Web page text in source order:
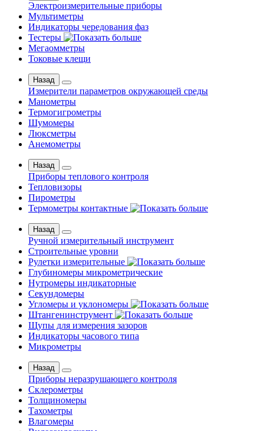
Электроизмерительные приборы
Мультиметры
Индикаторы чередования фаз
Тестеры
Мегаомметры
Токовые клещи
Назад
Измерители параметров окружающей среды
Манометры
Термогигрометры
Шумомеры
Люксметры
Анемометры
Назад
Приборы теплового контроля
Тепловизоры
Пирометры
Термометры контактные
Назад
Ручной измерительный инструмент
Строительные уровни
Рулетки измерительные
Глубиномеры микрометрические
Нутромеры индикаторные
Секундомеры
Угломеры и уклономеры
Штангенинструмент
Щупы для измерения зазоров
Индикаторы часового типа
Микрометры
Назад
Приборы неразрушающего контроля
Склерометры
Толщиномеры
Тахометры
Влагомеры